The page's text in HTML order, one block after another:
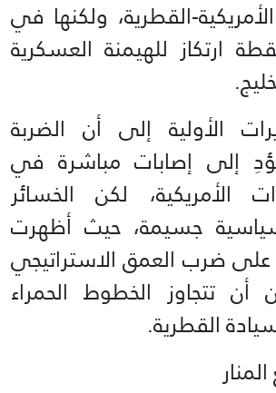
الأمريكية-القطرية، ولكنها في
ارتكاز للهيمنة العسكرية
الأولية إلى أن الضربة
تؤدِ إلى إصابات مباشرة في
الأمريكية، لكن الخسائر
جسيمة، حيث أظهرت
على ضرب العمق الاستراتيجي
أن تتجاوز الخطوط الحمراء
القطرية.